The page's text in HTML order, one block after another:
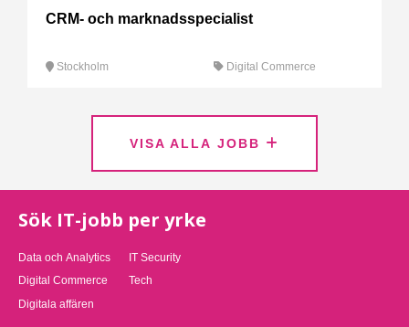
CRM- och marknadsspecialist
Stockholm Digital Commerce
VISA ALLA JOBB
Sök IT-jobb per yrke
Data och Analytics
Digital Commerce
Digitala affären
IT Security
Tech